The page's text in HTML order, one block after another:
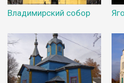
Владимирский собор